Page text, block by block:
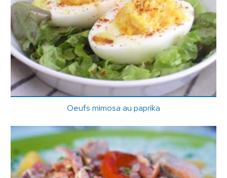
Oeufs mimosa au paprika